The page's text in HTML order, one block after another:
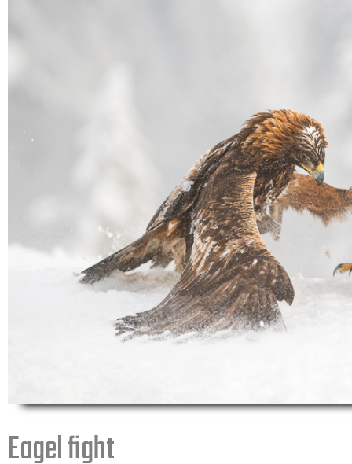
Eagel fight